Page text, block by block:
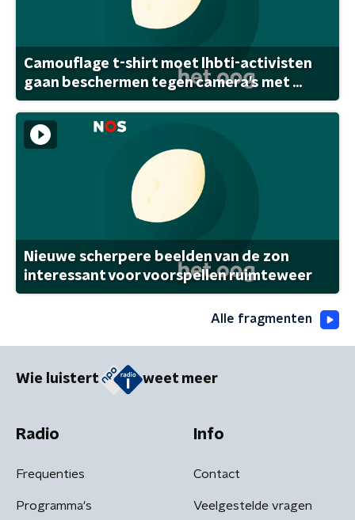
Camouflage t-shirt moet lhbti-activisten
gaan beschermen tegen camera's met ...
Nieuwe scherpere beelden van de zon
interessant voor voorspellen ruimteweer
Alle fragmenten
Wie luistert weet meer
Radio
Frequenties
Programma's
Info
Contact
Veelgestelde vragen